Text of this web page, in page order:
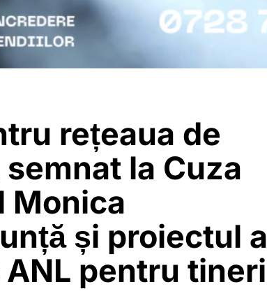
rețeaua de
la Cuza
Monica
și proiectul a
pentru tineri